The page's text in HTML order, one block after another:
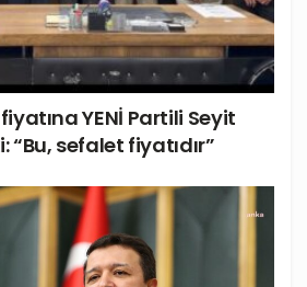
fiyatına YENİ Partili Seyit
“Bu, sefalet fiyatıdır”